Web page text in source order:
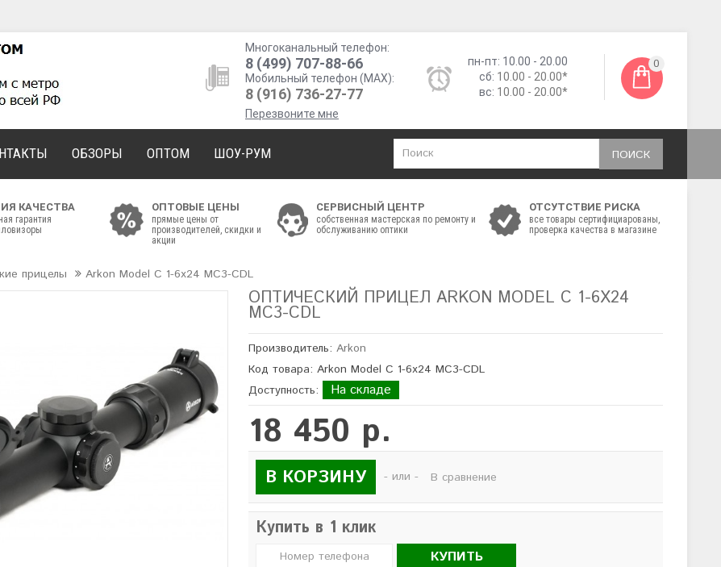
Многоканальный телефон:
8 (499) 707-88-66
Мобильный телефон (MAX):
8 (916) 736-27-77
Перезвоните мне
пн-пт: 10.00 - 20.00
сб: 10.00 - 20.00*
вс: 10.00 - 20.00*
0
ПОИСК
ОБЗОРЫ ОПТОМ ШОУ-РУМ
КАЧЕСТВА
гарантия
ОПТОВЫЕ ЦЕНЫ
прямые цены от
производителей, скидки и
акции
СЕРВИСНЫЙ ЦЕНТР
собственная мастерская по ремонту и
обслуживанию оптики
ОТСУТСТВИЕ РИСКА
все товары сертифициарованы,
проверка качества в магазине
прицелы Arkon Model C 1-6x24 MC3-CDL
ОПТИЧЕСКИЙ ПРИЦЕЛ ARKON MODEL C 1-6X24
MC3-CDL
Производитель:Arkon
Код товара: Arkon Model C 1-6x24 MC3-CDL
Доступность:
На складе
18 450 р.
В КОРЗИНУ - или - В сравнение
Купить в 1 клик
КУПИТЬ